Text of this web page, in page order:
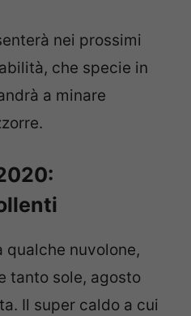
nei prossimi
che specie in
a minare
qualche nuvolone,
tanto sole, agosto
Il super caldo a cui